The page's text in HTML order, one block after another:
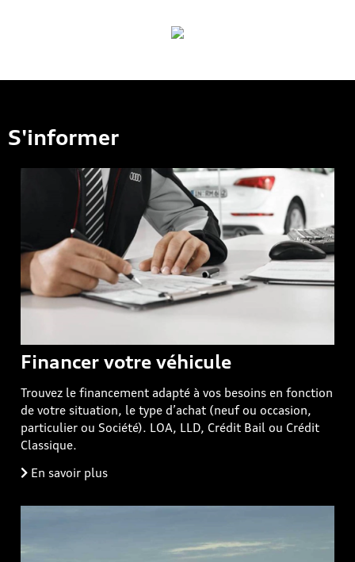
S'informer
Financer votre véhicule
Trouvez le financement adapté à vos besoins en fonction
de votre situation, le type d’achat (neuf ou occasion,
particulier ou Société). LOA, LLD, Crédit Bail ou Crédit
Classique.
En savoir plus